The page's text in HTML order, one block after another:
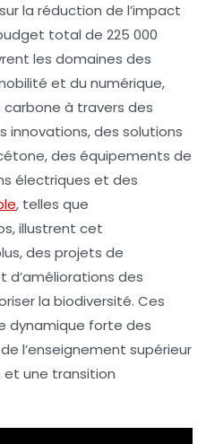
la réduction de l’impact
total de 225 000
les domaines des
et du numérique,
carbone à travers des
innovations, des solutions
des équipements de
électriques et des
, telles que
illustrent cet
des projets de
des
la biodiversité. Ces
dynamique forte des
l’enseignement supérieur
et une transition